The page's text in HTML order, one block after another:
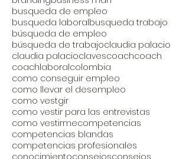
busqueda de empleo
busqueda laboralbusqueda trabajo
búsqueda de empleo
búsqueda de trabajoclaudia palacio
claudia palacioclavescoachcoach
coachlaboralcolombia
como conseguir empleo
como llevar el desempleo
como vestgir
como vestir para las entrevistas
como vestirmecompetencias
competencias blandas
competencias profesionales